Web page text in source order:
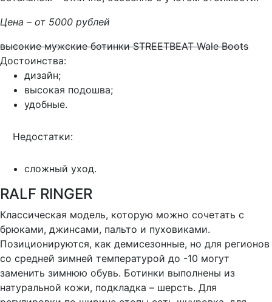
Цена – от 5000 рублей
высокие мужские ботинки STREETBEAT Wale Boots
Достоинства:
дизайн;
высокая подошва;
удобные.
Недостатки:
сложный уход.
RALF RINGER
Классическая модель, которую можно сочетать с
брюками, джинсами, пальто и пуховиками.
Позиционируются, как демисезонные, но для регионов
со средней зимней температурой до -10 могут
заменить зимнюю обувь. Ботинки выполнены из
натуральной кожи, подкладка – шерсть. Для